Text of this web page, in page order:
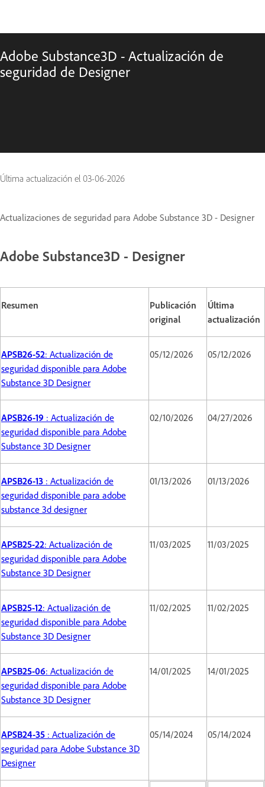
Adobe Substance3D - Actualización de
seguridad de Designer
Última actualización el 03-06-2026
Actualizaciones de seguridad para Adobe Substance 3D - Designer
Adobe Substance3D - Designer
Resumen
Publicación
original
Última
actualización
APSB26-52: Actualización de
seguridad disponible para Adobe
Substance 3D Designer
05/12/2026 05/12/2026
APSB26-19 : Actualización de
seguridad disponible para Adobe
Substance 3D Designer
02/10/2026 04/27/2026
APSB26-13 : Actualización de
seguridad disponible para adobe
substance 3d designer
01/13/2026 01/13/2026
APSB25-22: Actualización de
seguridad disponible para Adobe
Substance 3D Designer
11/03/2025 11/03/2025
APSB25-12: Actualización de
seguridad disponible para Adobe
Substance 3D Designer
11/02/2025 11/02/2025
APSB25-06: Actualización de
seguridad disponible para Adobe
Substance 3D Designer
14/01/2025 14/01/2025
APSB24-35 : Actualización de
seguridad para Adobe Substance 3D
Designer
05/14/2024 05/14/2024